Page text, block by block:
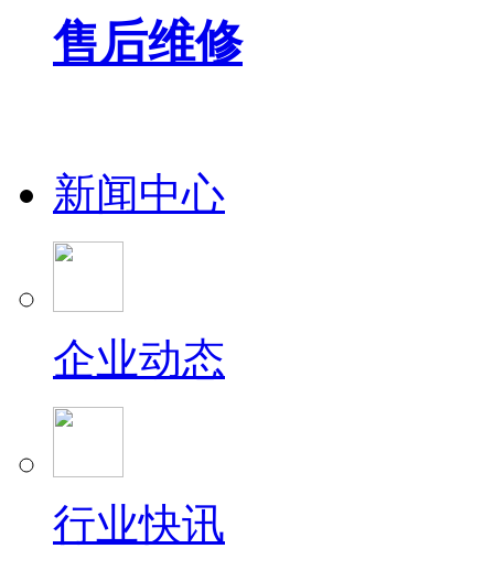
售后维修
新闻中心
企业动态
行业快讯